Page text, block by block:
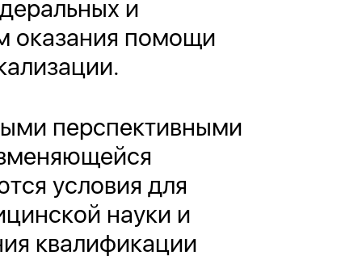
и
оказания помощи
перспективными
условия для
науки и
квалификации